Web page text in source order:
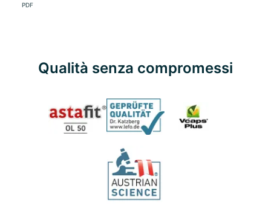
PDF
Qualità senza compromessi